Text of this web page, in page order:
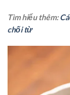
Tìm hiểu thêm:
chối từ